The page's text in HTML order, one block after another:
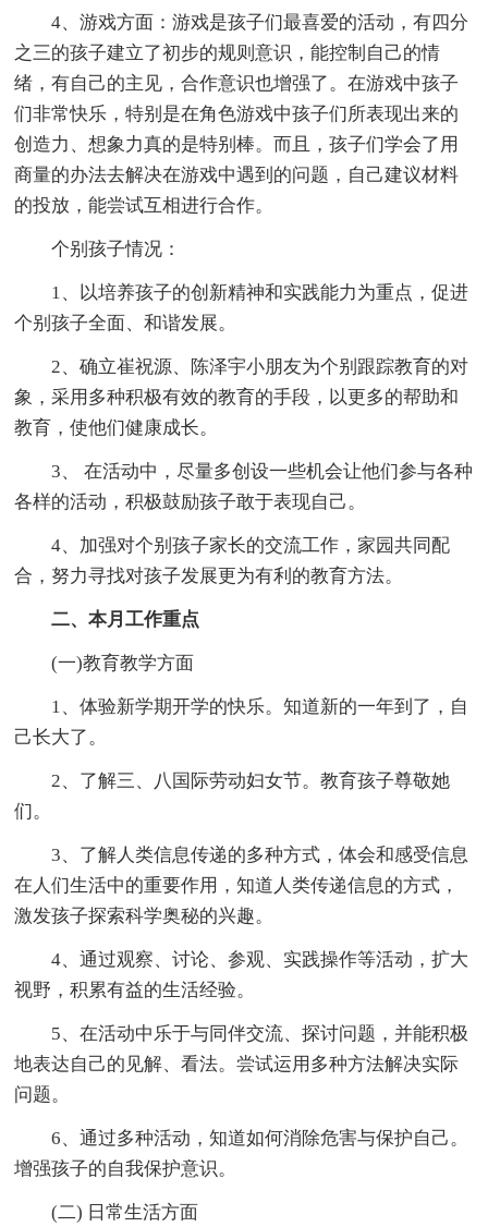
4、游戏方面：游戏是孩子们最喜爱的活动，有四分
之三的孩子建立了初步的规则意识，能控制自己的情
绪，有自己的主见，合作意识也增强了。在游戏中孩子
们非常快乐，特别是在角色游戏中孩子们所表现出来的
创造力、想象力真的是特别棒。而且，孩子们学会了用
商量的办法去解决在游戏中遇到的问题，自己建议材料
的投放，能尝试互相进行合作。
个别孩子情况：
1、以培养孩子的创新精神和实践能力为重点，促进
个别孩子全面、和谐发展。
2、确立崔祝源、陈泽宇小朋友为个别跟踪教育的对
象，采用多种积极有效的教育的手段，以更多的帮助和
教育，使他们健康成长。
3、 在活动中，尽量多创设一些机会让他们参与各种
各样的活动，积极鼓励孩子敢于表现自己。
4、加强对个别孩子家长的交流工作，家园共同配
合，努力寻找对孩子发展更为有利的教育方法。
二、本月工作重点
(一)教育教学方面
1、体验新学期开学的快乐。知道新的一年到了，自
己长大了。
2、了解三、八国际劳动妇女节。教育孩子尊敬她
们。
3、了解人类信息传递的多种方式，体会和感受信息
在人们生活中的重要作用，知道人类传递信息的方式，
激发孩子探索科学奥秘的兴趣。
4、通过观察、讨论、参观、实践操作等活动，扩大
视野，积累有益的生活经验。
5、在活动中乐于与同伴交流、探讨问题，并能积极
地表达自己的见解、看法。尝试运用多种方法解决实际
问题。
6、通过多种活动，知道如何消除危害与保护自己。
增强孩子的自我保护意识。
(二) 日常生活方面